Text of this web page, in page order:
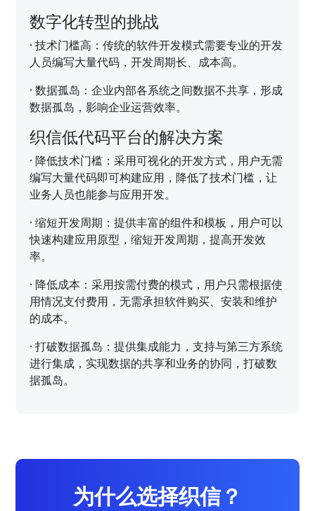
数字化转型的挑战
·技术门槛高：传统的软件开发模式需要专业的开发
人员编写大量代码，开发周期长、成本高。
·数据孤岛：企业内部各系统之间数据不共享，形成
数据孤岛，影响企业运营效率。
织信低代码平台的解决方案
·降低技术门槛：采用可视化的开发方式，用户无需
编写大量代码即可构建应用，降低了技术门槛，让
业务人员也能参与应用开发。
·缩短开发周期：提供丰富的组件和模板，用户可以
快速构建应用原型，缩短开发周期，提高开发效
率。
·降低成本：采用按需付费的模式，用户只需根据使
用情况支付费用，无需承担软件购买、安装和维护
的成本。
·打破数据孤岛：提供集成能力，支持与第三方系统
进行集成，实现数据的共享和业务的协同，打破数
据孤岛。
为什么选择织信？